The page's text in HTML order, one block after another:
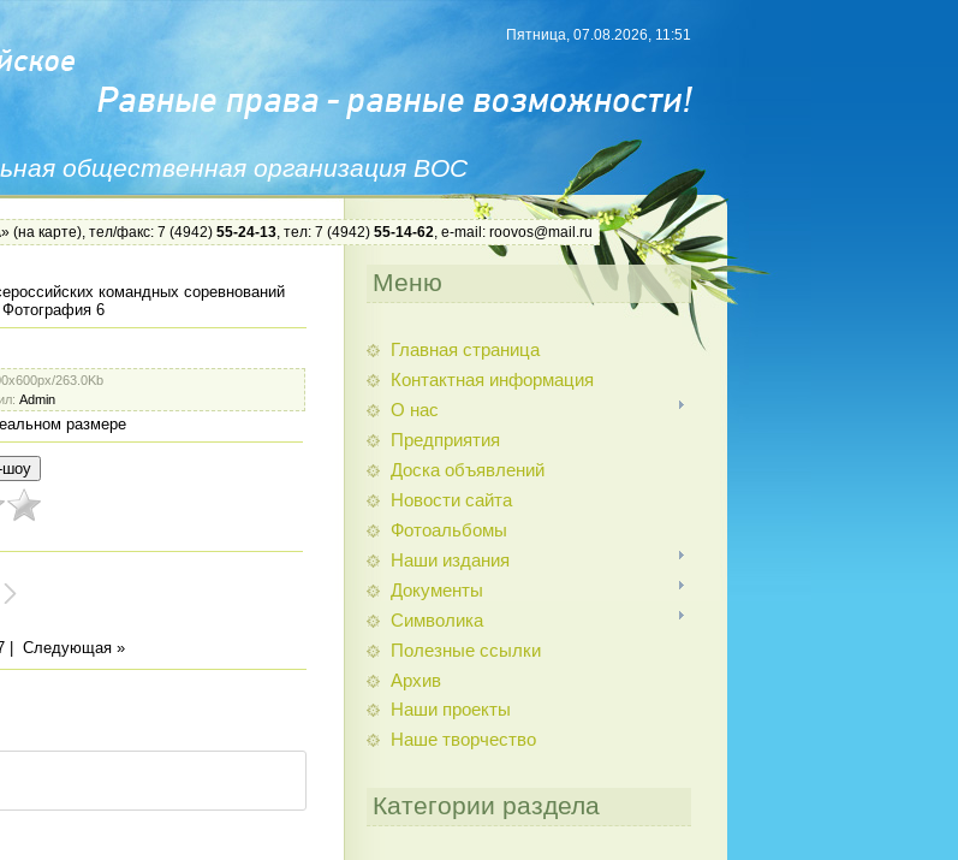
общественная организация ВОС
Пятница, 07.08.2026, 11:51
(на карте), тел/факс: 7 (4942) 55-24-13, тел: 7 (4942) 55-14-62, e-mail: roovos@mail.ru
командных соревнований
6
263.0Kb
: Admin
размере
| Следующая »
Меню
Главная страница
Контактная информация
О нас
Предприятия
Доска объявлений
Новости сайта
Фотоальбомы
Наши издания
Документы
Символика
Полезные ссылки
Архив
Наши проекты
Наше творчество
Категории раздела